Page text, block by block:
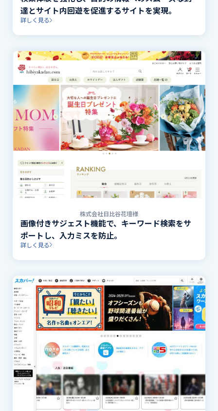
達とサイト内回遊を促進するサイトを実現。
詳しく見る
株式会社日比谷花壇様
画像付きサジェスト機能で、キーワード検索をサ
ポートし、入力ミスを防止。
詳しく見る